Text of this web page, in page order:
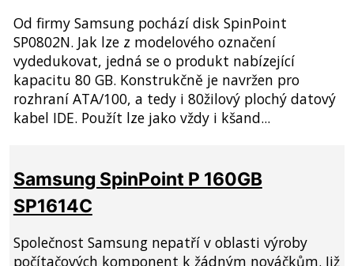
Od firmy Samsung pochází disk SpinPoint
SP0802N. Jak lze z modelového označení
vydedukovat, jedná se o produkt nabízející
kapacitu 80 GB. Konstrukčně je navržen pro
rozhraní ATA/100, a tedy i 80žilový plochý datový
kabel IDE. Použít lze jako vždy i kšand...
Samsung SpinPoint P 160GB
SP1614C
Společnost Samsung nepatří v oblasti výroby
počítačových komponent k žádným nováčkům. Již